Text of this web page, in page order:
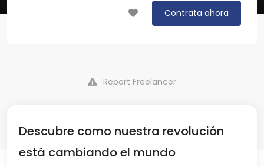
Contrata ahora
Report Freelancer
Descubre como nuestra revolución
está cambiando el mundo